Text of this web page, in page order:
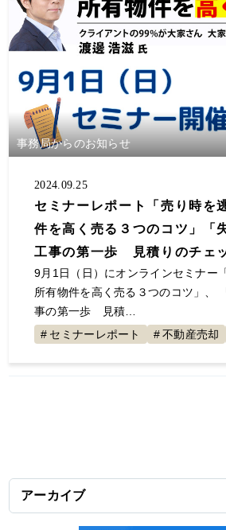
事務局からのお知らせ
2024.09.25
セミナーレポート「売り時を
件を高く売る３つのコツ」「
工事の第一歩 見積りのチェ
9月1日（日）にオンラインセミナー
所有物件を高く売る３つのコツ」、
事の第一歩 見積…
セミナーレポート
不動産売却
アーカイブ